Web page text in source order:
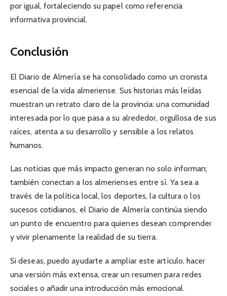
por igual, fortaleciendo su papel como referencia
informativa provincial.
Conclusión
El Diario de Almería se ha consolidado como un cronista
esencial de la vida almeriense. Sus historias más leídas
muestran un retrato claro de la provincia: una comunidad
interesada por lo que pasa a su alrededor, orgullosa de sus
raíces, atenta a su desarrollo y sensible a los relatos
humanos.
Las noticias que más impacto generan no solo informan;
también conectan a los almerienses entre sí. Ya sea a
través de la política local, los deportes, la cultura o los
sucesos cotidianos, el Diario de Almería continúa siendo
un punto de encuentro para quienes desean comprender
y vivir plenamente la realidad de su tierra.
Si deseas, puedo ayudarte a ampliar este artículo, hacer
una versión más extensa, crear un resumen para redes
sociales o añadir una introducción más emocional.